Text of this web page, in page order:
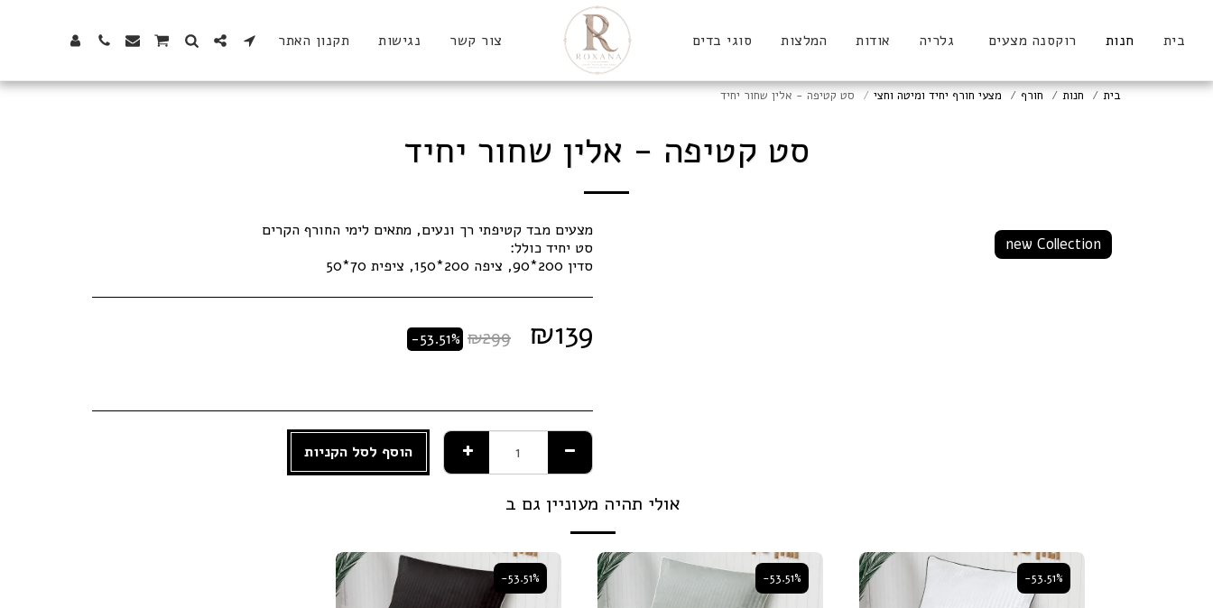
בית חנות רוקסנה מצעים גלריה אודות המלצות סוגי בדים צור קשר נגישות תקנון האתר
בית חנות חורף מצעי חורף יחיד ומיטה וחצי סט קטיפה - אלין שחור יחיד
סט קטיפה - אלין שחור יחיד
new Collection
סדין 200*90, ציפה 200*150, ציפית 70*50
₪139
₪299
-53.51%
הוסף לסל הקניות
אולי תהיה מעוניין גם ב
-53.51%
-53.51%
-53.51%